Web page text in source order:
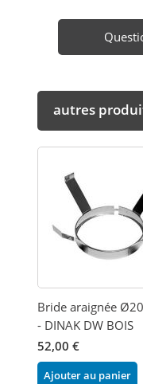
autres
Bride araignée
- DINAK DW BOIS
52,00 €
Ajouter au panier